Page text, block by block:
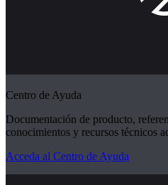
Centro de Ayuda
Documentación de producto,
conocimientos y recursos técnicos
Acceda al Centro de Ayuda